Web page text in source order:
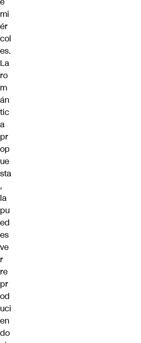
mi
ér
col
es.
La
ro
m
án
tic
a
pr
op
ue
sta
,
la
pu
ed
es
ve
r
re
pr
od
uci
en
do